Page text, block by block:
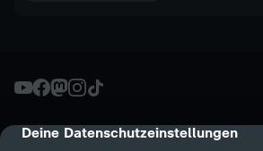
cmp-dialog-description
Deine Datenschutzeinstellungen
m
p